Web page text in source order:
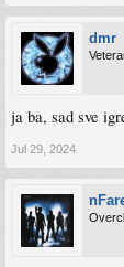
dmr
ja ba, sad sve
Jul 29, 2024